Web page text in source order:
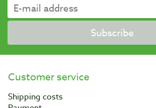
Subscribe
Customer service
Shipping costs